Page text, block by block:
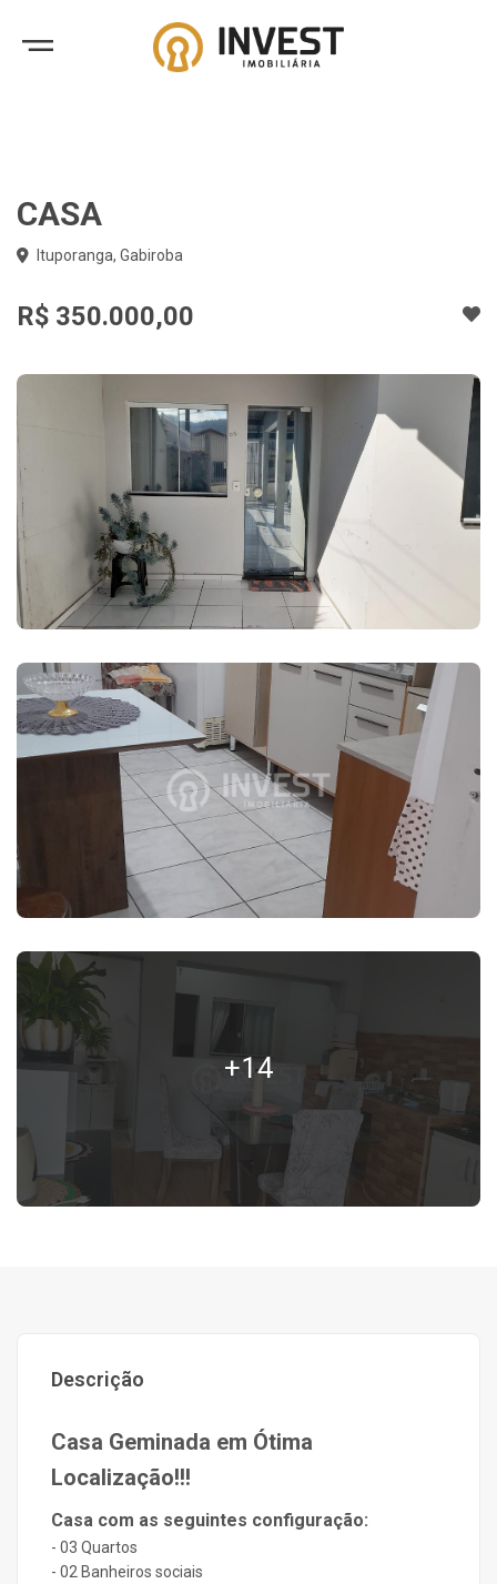
CASA
Ituporanga, Gabiroba
R$ 350.000,00
+14
Descrição
Casa Geminada em Ótima
Localização!!!
Casa com as seguintes configuração:
- 03 Quartos
- 02 Banheiros sociais